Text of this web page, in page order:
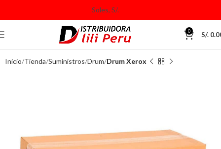
0 S/.
Inicio Tienda Suministros Drum Drum Xerox